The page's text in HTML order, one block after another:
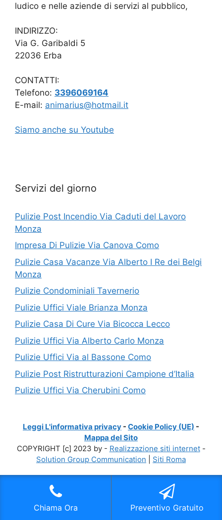
ludico e nelle aziende di servizi al pubblico,
INDIRIZZO:
Via G. Garibaldi 5
22036 Erba
CONTATTI:
Telefono: 3396069164
E-mail: animarius@hotmail.it
Siamo anche su Youtube
Servizi del giorno
Pulizie Post Incendio Via Caduti del Lavoro
Monza
Impresa Di Pulizie Via Canova Como
Pulizie Casa Vacanze Via Alberto I Re dei Belgi
Monza
Pulizie Condominiali Tavernerio
Pulizie Uffici Viale Brianza Monza
Pulizie Casa Di Cure Via Bicocca Lecco
Pulizie Uffici Via Alberto Carlo Monza
Pulizie Uffici Via al Bassone Como
Pulizie Post Ristrutturazioni Campione d’Italia
Pulizie Uffici Via Cherubini Como
Leggi L'informativa privacy - Cookie Policy (UE) -
Mappa del Sito
COPYRIGHT [c] 2023 by - Realizzazione siti internet-
Solution Group Communication
Siti Roma
Chiama Ora Preventivo Gratuito